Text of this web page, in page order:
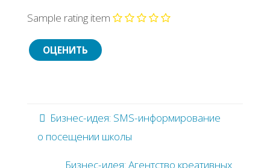
Sample rating item
Бизнес-идея: SMS-информирование
о посещении школы
Бизнес-идея: Агентство креативных